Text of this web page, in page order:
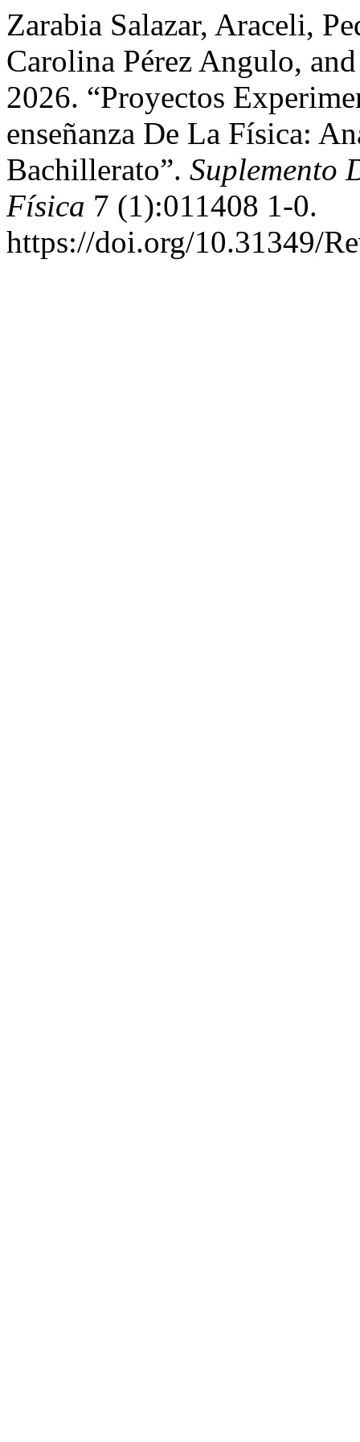
Zarabia Salazar, Araceli,
Carolina Pérez Angulo,
2026. “Proyectos
enseñanza De La Física:
Bachillerato”. Suplemento
Física 7 (1):011408 1-0.
https://doi.org/10.31349/